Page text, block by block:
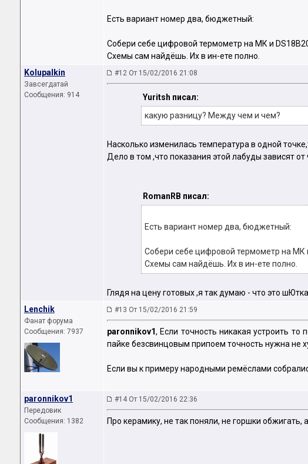
Есть вариант номер два, бюджетный:
Собери себе цифровой термометр на МК и
Схемы сам найдёшь. Их в ин-ете полно.
Kolupalkin
Завсегдатай
Сообщения: 914
#12 От 15/02/2016 21:08
Yuritsh писал:
какую разницу? Между чем и чем?
Насколько изменилась температура в одной
Дело в том ,что показания этой лабуды зависят от
RomanRB писал:
Есть вариант номер два, бюджетный:
Собери себе цифровой термометр на МК
Схемы сам найдёшь. Их в ин-ете полно.
Глядя на цену готовых ,я так думаю - что это
Lenchik
Фанат форума
Сообщения: 7937
#13 От 15/02/2016 21:59
paronnikov1, Если точность никакая устроить
пайке безсвинцовым припоем точность нужна не
Если вы к примеру народными ремёслами
paronnikov1
Передовик
Сообщения: 1382
#14 От 15/02/2016 22:36
Про керамику, не так поняли, не горшки